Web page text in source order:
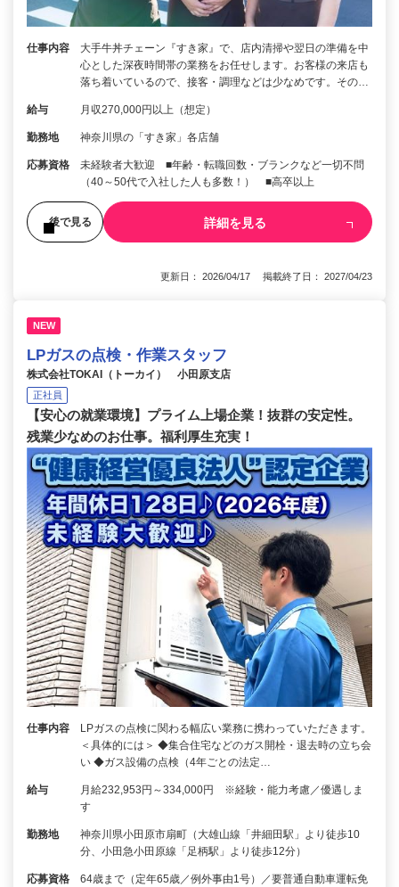
仕事内容
大手牛丼チェーン『すき家』で、店内清掃や翌日の準備を中
心とした深夜時間帯の業務をお任せします。お客様の来店も
落ち着いているので、接客・調理などは少なめです。その…
給与 月収270,000円以上（想定）
勤務地 神奈川県の「すき家」各店舗
応募資格
未経験者大歓迎 ■年齢・転職回数・ブランクなど一切不問
（40～50代で入社した人も多数！） ■高卒以上
後で見る 詳細を見る
更新日： 2026/04/17 掲載終了日： 2027/04/23
NEW
LPガスの点検・作業スタッフ
株式会社TOKAI（トーカイ） 小田原支店
正社員
【安心の就業環境】プライム上場企業！抜群の安定性。
残業少なめのお仕事。福利厚生充実！
仕事内容
LPガスの点検に関わる幅広い業務に携わっていただきます。
＜具体的には＞ ◆集合住宅などのガス開栓・退去時の立ち会
い ◆ガス設備の点検（4年ごとの法定…
給与
月給232,953円～334,000円 ※経験・能力考慮／優遇しま
す
勤務地
神奈川県小田原市扇町（大雄山線「井細田駅」より徒歩10
分、小田急小田原線「足柄駅」より徒歩12分）
応募資格
64歳まで（定年65歳／例外事由1号）／要普通自動車運転免